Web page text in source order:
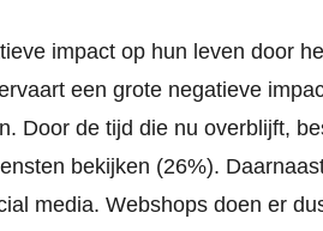
impact op hun leven door
een grote negatieve
Door de tijd die nu overblijft,
bekijken (26%).
media. Webshops doen er